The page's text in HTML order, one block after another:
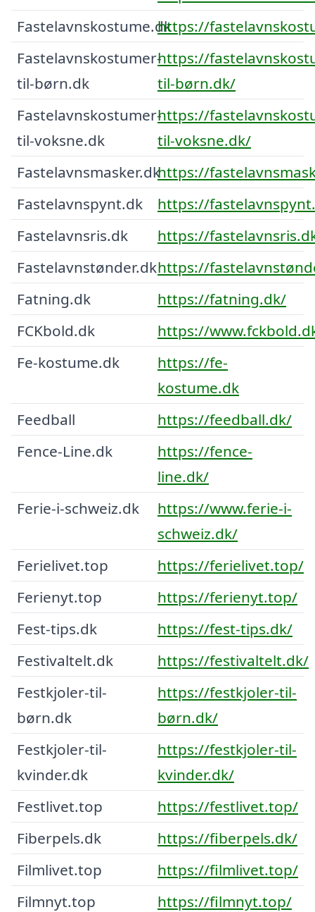
Fastelavnskostume.dkhttps://
Fastelavnskostumer-
til-børn.dk
https://
til-børn.dk/
Fastelavnskostumer-
til-voksne.dk
https://
til-voksne.dk/
Fastelavnsmasker.dkhttps://
Fastelavnspynt.dk
https://
Fastelavnsris.dk
https://
Fastelavnstønder.dkhttps://
Fatning.dk
https://fatning.dk/
FCKbold.dk
https://
Fe-kostume.dk
https://fe-
kostume.dk
Feedball
https://feedball.dk/
Fence-Line.dk
https://fence-
line.dk/
Ferie-i-schweiz.dk
https://www.ferie-i-
schweiz.dk/
Ferielivet.top
https://ferielivet.top/
Ferienyt.top
https://ferienyt.top/
Fest-tips.dk
https://fest-tips.dk/
Festivaltelt.dk
https://festivaltelt.dk/
Festkjoler-til-
børn.dk
https://festkjoler-til-
børn.dk/
Festkjoler-til-
kvinder.dk
https://festkjoler-til-
kvinder.dk/
Festlivet.top
https://festlivet.top/
Fiberpels.dk
https://fiberpels.dk/
Filmlivet.top
https://filmlivet.top/
Filmnyt.top
https://filmnyt.top/